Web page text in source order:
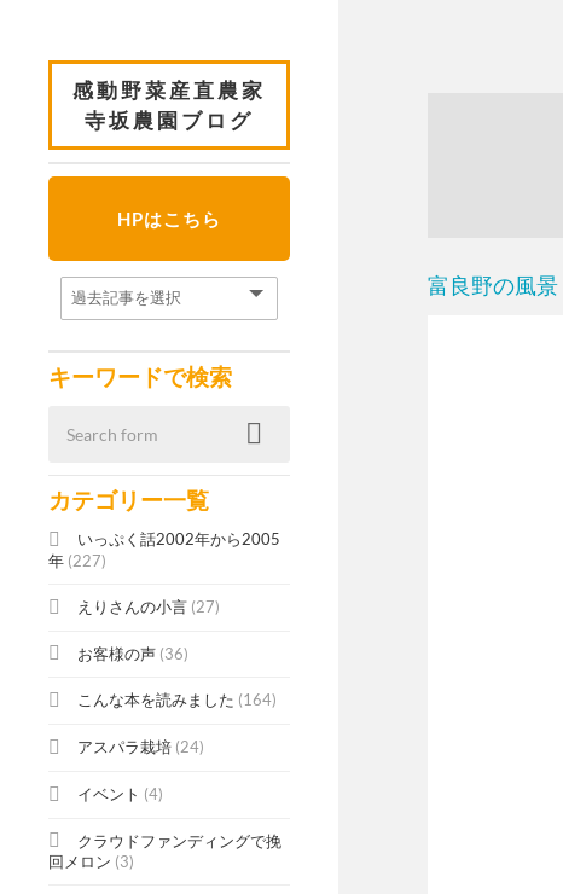
感動野菜産直農家
寺坂農園ブログ
HPはこちら
キーワードで検索
カテゴリー一覧
いっぷく話2002年から2005
年 (227)
えりさんの小言 (27)
お客様の声 (36)
こんな本を読みました (164)
アスパラ栽培 (24)
イベント (4)
クラウドファンディングで挽
回メロン (3)
富良野の風景